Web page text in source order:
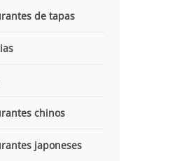
de tapas
chinos
japoneses